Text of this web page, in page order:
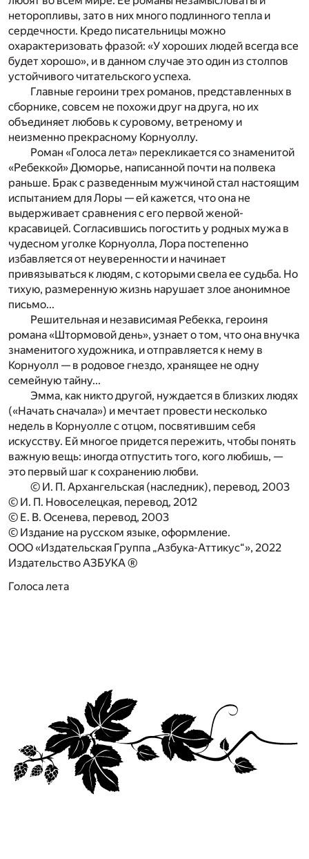
неторопливы, зато в них много подлинного тепла и
сердечности. Кредо писательницы можно
охарактеризовать фразой: «У хороших людей всегда все
будет хорошо», и в данном случае это один из столпов
устойчивого читательского успеха.
Главные героини трех романов, представленных в
сборнике, совсем не похожи друг на друга, но их
объединяет любовь к суровому, ветреному и
неизменно прекрасному Корнуоллу.
Роман «Голоса лета» перекликается со знаменитой
«Ребеккой» Дюморье, написанной почти на полвека
раньше. Брак с разведенным мужчиной стал настоящим
испытанием для Лоры — ей кажется, что она не
выдерживает сравнения с его первой женой-
красавицей. Согласившись погостить у родных мужа в
чудесном уголке Корнуолла, Лора постепенно
избавляется от неуверенности и начинает
привязываться к людям, с которыми свела ее судьба. Но
тихую, размеренную жизнь нарушает злое анонимное
письмо...
Решительная и независимая Ребекка, героиня
романа «Штормовой день», узнает о том, что она внучка
знаменитого художника, и отправляется к нему в
Корнуолл — в родовое гнездо, хранящее не одну
семейную тайну...
Эмма, как никто другой, нуждается в близких людях
(«Начать сначала») и мечтает провести несколько
недель в Корнуолле с отцом, посвятившим себя
искусству. Ей многое придется пережить, чтобы понять
важную вещь: иногда отпустить того, кого любишь, —
это первый шаг к сохранению любви.
© И. П. Архангельская (наследник), перевод, 2003
© И. П. Новоселецкая, перевод, 2012
© Е. В. Осенева, перевод, 2003
© Издание на русском языке, оформление.
ООО «Издательская Группа „Азбука-Аттикус“», 2022
Издательство АЗБУКА ®
Голоса лета